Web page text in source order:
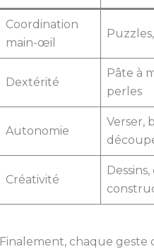
Coordination
main-œil
Dextérité
Pâte à
perles
Autonomie
Verser,
Créativité
Finalement, chaque geste